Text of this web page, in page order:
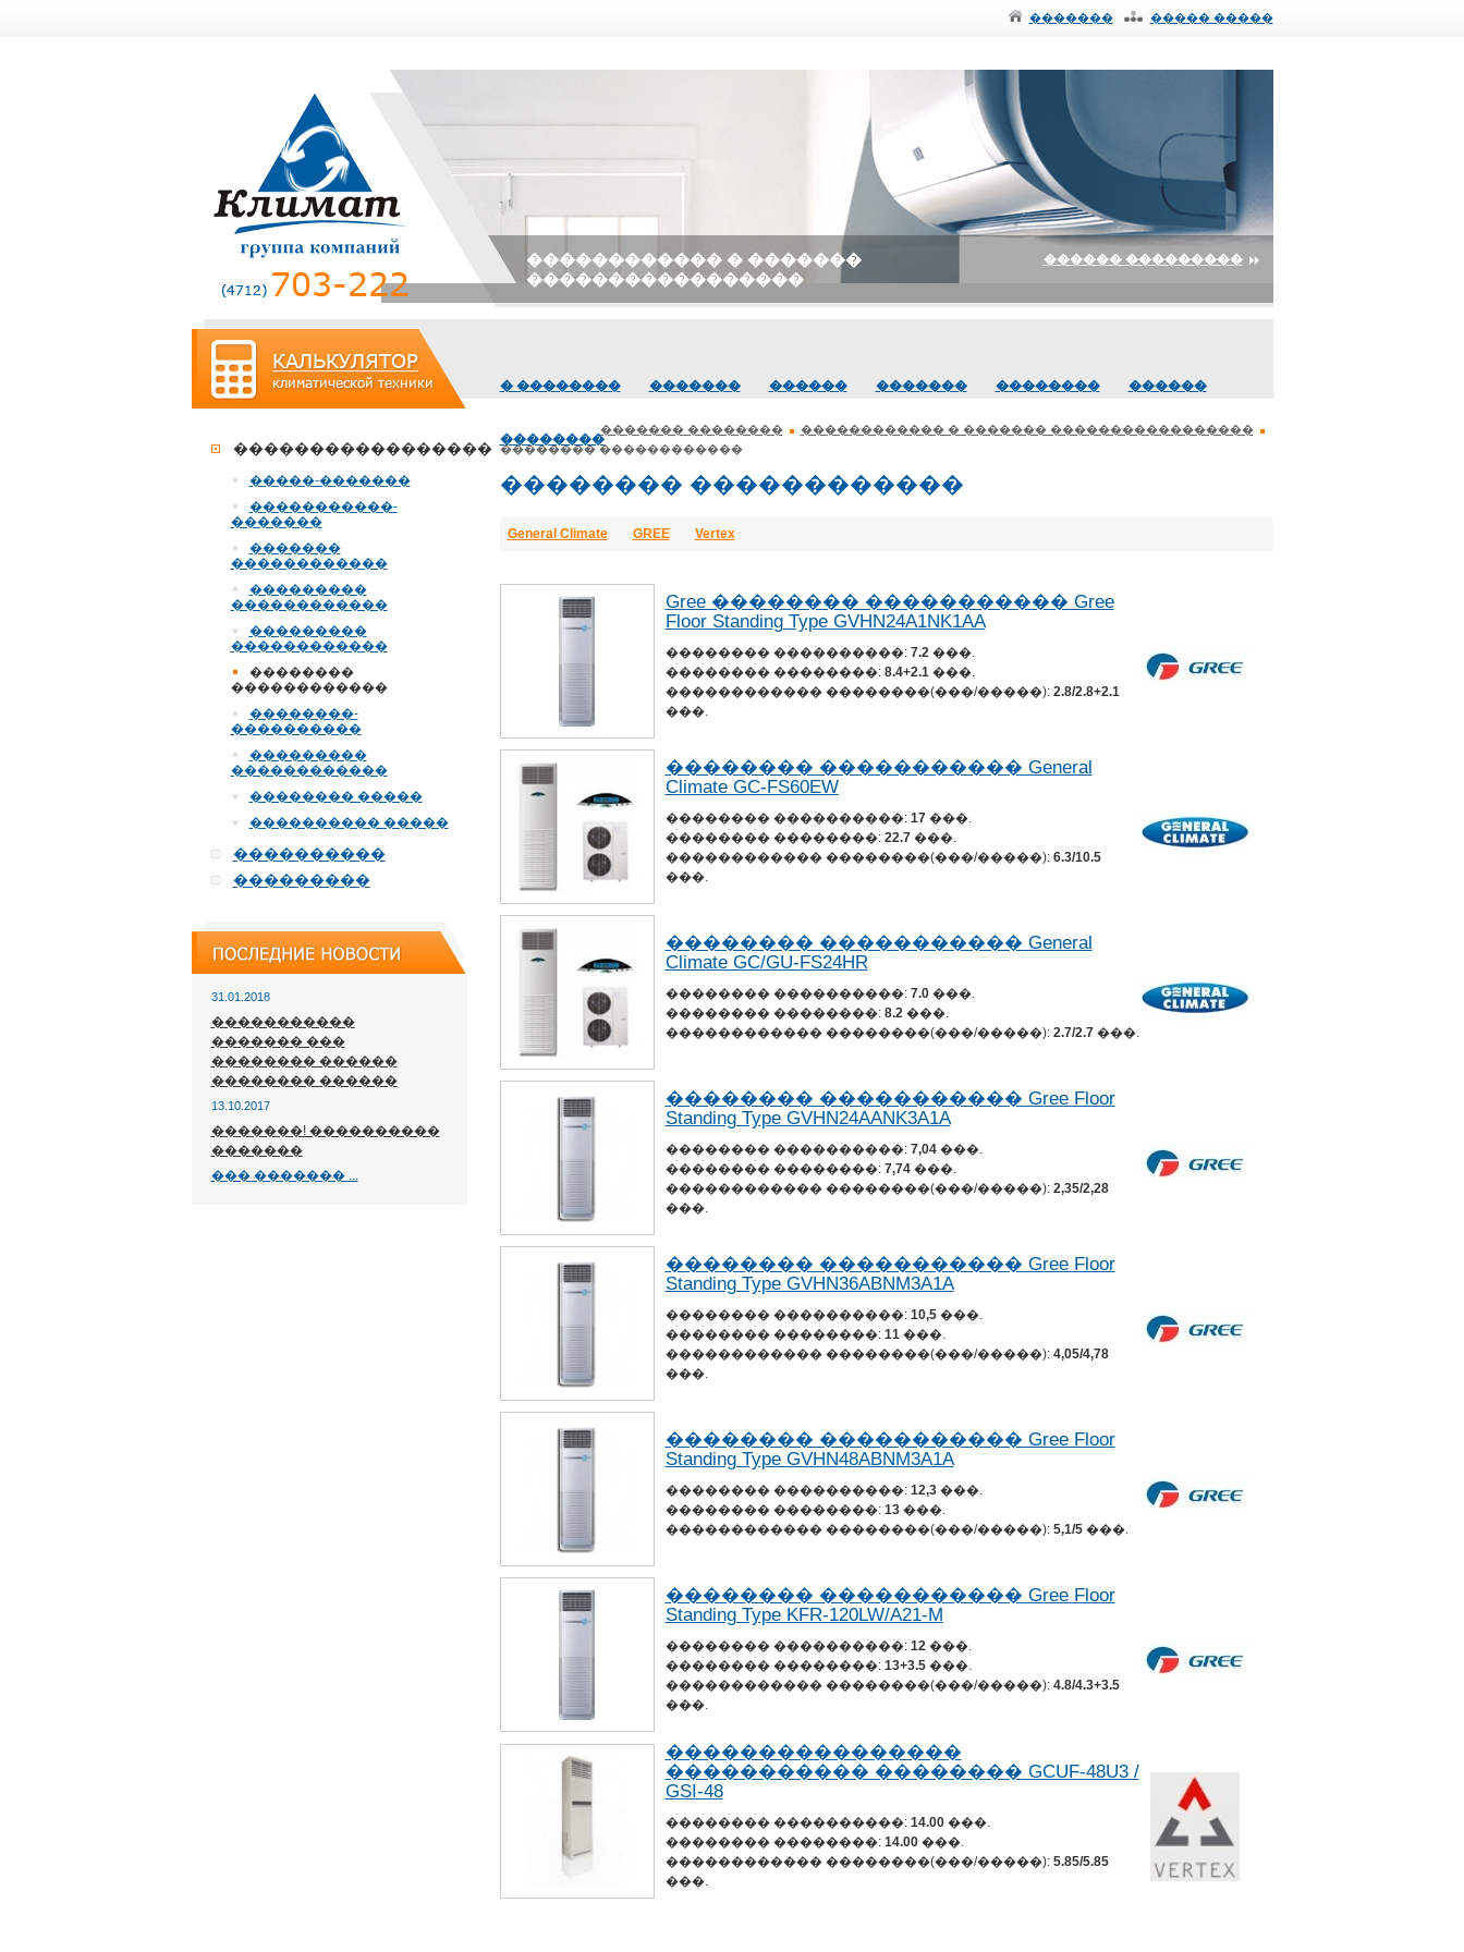
������� ����� �����
������ ���������
������������ � �������
�����������������
� �������� ������� ������ ������� �������� ������
��������
������� ��������
������������ � ������� �����������������
�������� ������������
�������� ������������
General Climate GREE Vertex
Gree �������� ����������� Gree
Floor Standing Type GVHN24A1NK1AA
�������� ����������: 7.2 ���.
�������� ��������: 8.4+2.1 ���.
������������ ��������(���/�����): 2.8/2.8+2.1
���.
�������� ����������� General
Climate GC-FS60EW
�������� ����������: 17���.
�������� ��������: 22.7���.
������������ ��������(���/�����): 6.3/10.5
���.
�������� ����������� General
Climate GC/GU-FS24HR
�������� ����������: 7.0���.
�������� ��������: 8.2���.
������������ ��������(���/�����): 2.7/2.7 ���.
�������� ����������� Gree Floor
Standing Type GVHN24AANK3A1A
�������� ����������: 7,04���.
�������� ��������: 7,74���.
������������ ��������(���/�����): 2,35/2,28
���.
�������� ����������� Gree Floor
Standing Type GVHN36ABNM3A1A
�������� ����������: 10,5���.
�������� ��������: 11���.
������������ ��������(���/�����): 4,05/4,78
���.
�������� ����������� Gree Floor
Standing Type GVHN48ABNM3A1A
�������� ����������: 12,3���.
�������� ��������: 13���.
������������ ��������(���/�����): 5,1/5���.
�������� ����������� Gree Floor
Standing Type KFR-120LW/A21-M
�������� ����������: 12���.
�������� ��������: 13+3.5���.
������������ ��������(���/�����): 4.8/4.3+3.5
���.
����������������
����������� �������� GCUF-48U3 /
GSI-48
�������� ����������: 14.00���.
�������� ��������: 14.00���.
������������ ��������(���/�����): 5.85/5.85
���.
�����������������
�����-�������
�����������-
�������
�������
������������
���������
������������
���������
������������
��������
������������
��������-
����������
���������
������������
�������� �����
���������� �����
����������
���������
31.01.2018
�����������
������� ���
�������� ������
�������� ������
13.10.2017
�������! ����������
�������
��� ������� ...